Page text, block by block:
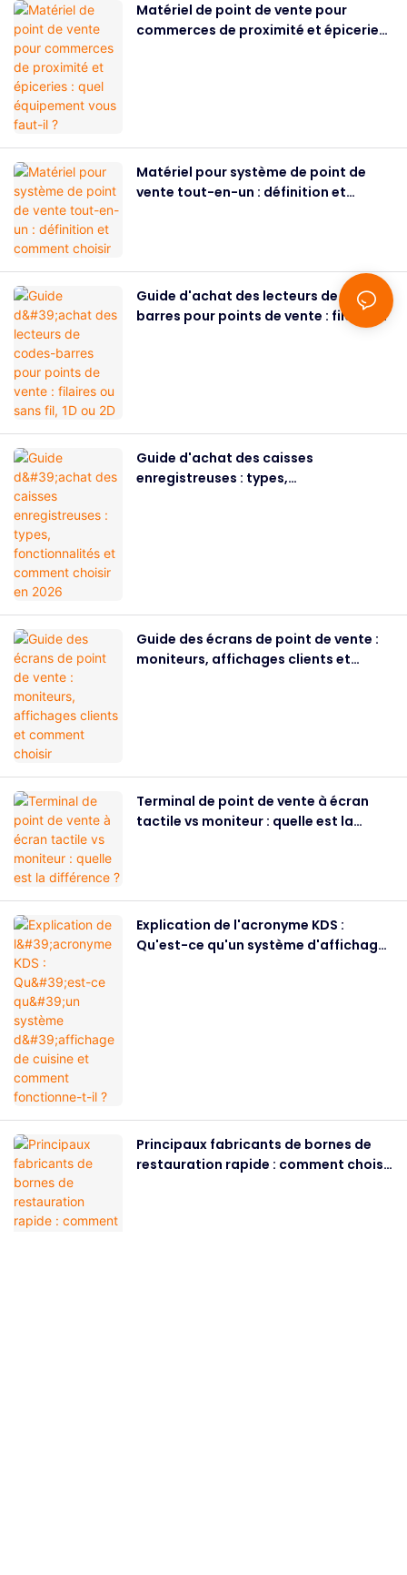
Matériel de point de vente pour
commerces de proximité et épiceries :
Matériel pour système de point de
vente tout-en-un : définition et
Guide d'achat des lecteurs de codes-
barres pour points de vente : filaires
Guide d'achat des caisses
enregistreuses : types,
Guide des écrans de point de vente :
moniteurs, affichages clients et
Terminal de point de vente à écran
tactile vs moniteur : quelle est la
Explication de l'acronyme KDS :
Qu'est-ce qu'un système d'affichage
Principaux fabricants de bornes de
restauration rapide : comment choisir